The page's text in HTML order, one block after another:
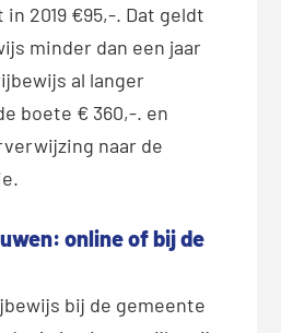
2019 €95,-. Dat geldt
minder dan een jaar
al langer
boete € 360,-. en
naar de
online of bij de
bij de gemeente